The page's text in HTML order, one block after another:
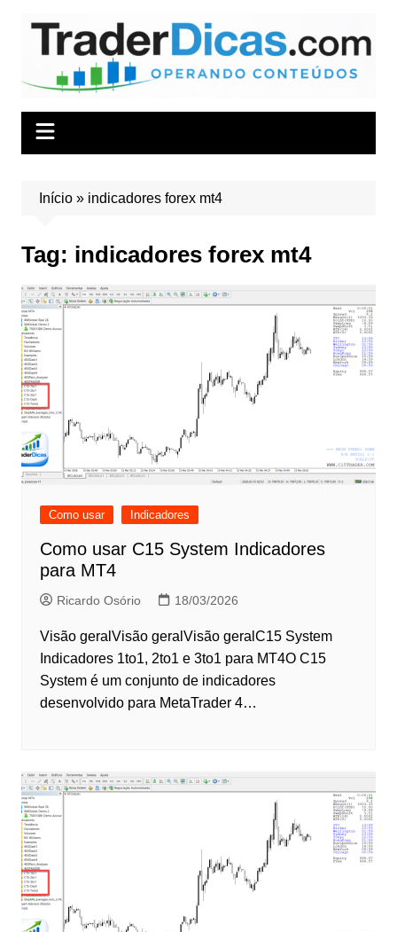
conteúdo
Início» indicadores forex mt4
Tag: indicadores forex mt4
Como usar Indicadores
Como usar C15 System Indicadores
para MT4
Ricardo Osório 18/03/2026
Visão geralVisão geralVisão geralC15 System
Indicadores 1to1, 2to1 e 3to1 para MT4O C15
System é um conjunto de indicadores
desenvolvido para MetaTrader 4…